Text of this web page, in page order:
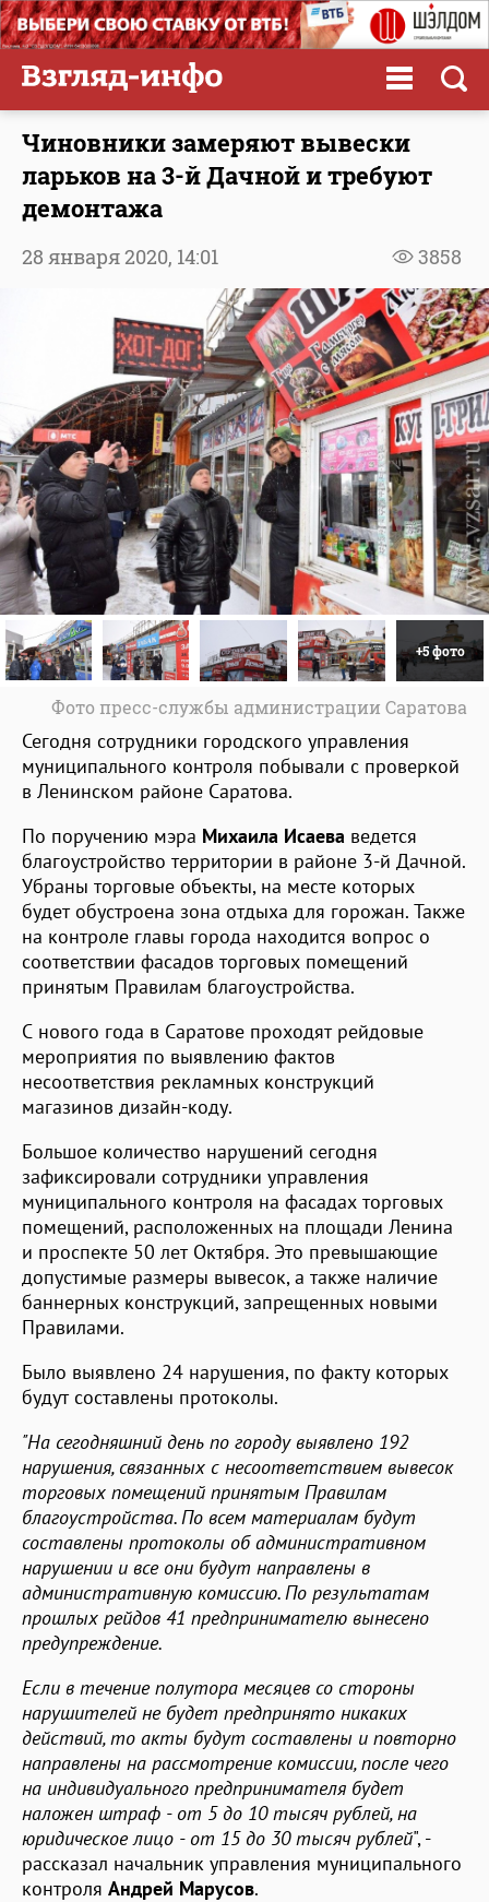
Чиновники замеряют вывески
ларьков на 3-й Дачной и требуют
демонтажа
3858
28 января 2020, 14:01
+5 фото
Фото пресс-службы администрации Саратова
Сегодня сотрудники городского управления
муниципального контроля побывали с проверкой
в Ленинском районе Саратова.
По поручению мэра Михаила Исаева ведется
благоустройство территории в районе 3-й Дачной.
Убраны торговые объекты, на месте которых
будет обустроена зона отдыха для горожан. Также
на контроле главы города находится вопрос о
соответствии фасадов торговых помещений
принятым Правилам благоустройства.
С нового года в Саратове проходят рейдовые
мероприятия по выявлению фактов
несоответствия рекламных конструкций
магазинов дизайн-коду.
Большое количество нарушений сегодня
зафиксировали сотрудники управления
муниципального контроля на фасадах торговых
помещений, расположенных на площади Ленина
и проспекте 50 лет Октября. Это превышающие
допустимые размеры вывесок, а также наличие
баннерных конструкций, запрещенных новыми
Правилами.
Было выявлено 24 нарушения, по факту которых
будут составлены протоколы.
"На сегодняшний день по городу выявлено 192
нарушения, связанных с несоответствием вывесок
торговых помещений принятым Правилам
благоустройства. По всем материалам будут
составлены протоколы об административном
нарушении и все они будут направлены в
административную комиссию. По результатам
прошлых рейдов 41 предпринимателю вынесено
предупреждение.
Если в течение полутора месяцев со стороны
нарушителей не будет предпринято никаких
действий, то акты будут составлены и повторно
направлены на рассмотрение комиссии, после чего
на индивидуального предпринимателя будет
наложен штраф - от 5 до 10 тысяч рублей, на
юридическое лицо - от 15 до 30 тысяч рублей", -
рассказал начальник управления муниципального
контроля Андрей Марусов.